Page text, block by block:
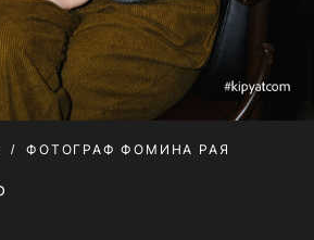
ФОТОГРАФ ФОМИНА РАЯ